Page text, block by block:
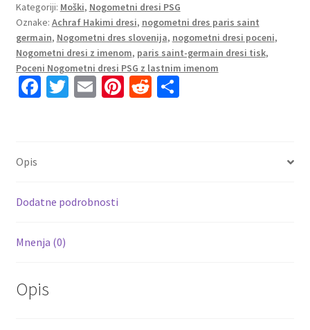
Germain
PSG
Tretji
2025-
26
Achraf
Kategoriji: Moški, Nogometni dresi PSG
Oznake: Achraf Hakimi dresi, nogometni dres paris saint
germain, Nogometni dres slovenija, nogometni dresi poceni,
Nogometni dresi z imenom, paris saint-germain dresi tisk,
Poceni Nogometni dresi PSG z lastnim imenom
Fa
k
T E Pi R S
Opis
Dodatne podrobnosti
Mnenja (0)
Opis